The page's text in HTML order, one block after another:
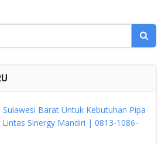
Barat Untuk Kebutuhan Pipa
Sinergy Mandiri | 0813-1086-